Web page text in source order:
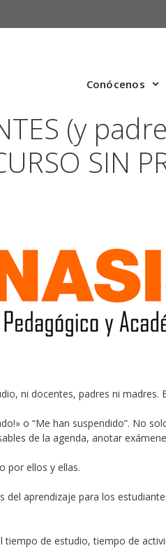
Conócenos
(y
SIN
ni docentes, padres ni
o “Me han suspendido”. No
de la agenda, anotar
por ellos y ellas.
del aprendizaje para los
de estudio, tiempo de